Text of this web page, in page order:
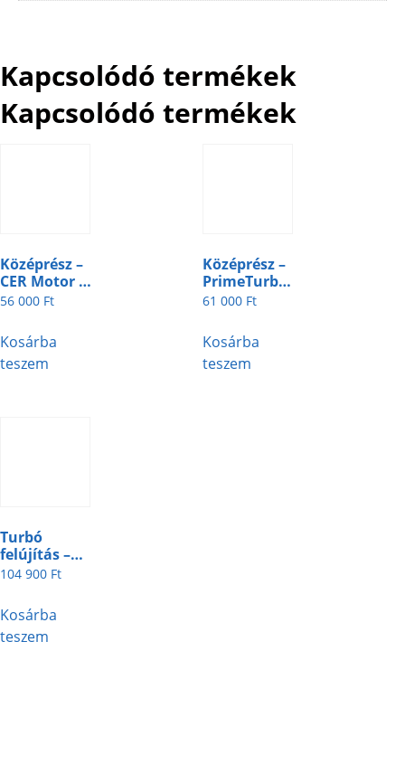
Kapcsolódó termékek
Kapcsolódó termékek
Középrész –
CER Motor –
244-2-2
56 000 Ft
Kosárba
teszem
Középrész –
PrimeTurbo –
244-2-5
61 000 Ft
Kosárba
teszem
Turbó
felújítás –
244-4-8
104 900 Ft
Kosárba
teszem